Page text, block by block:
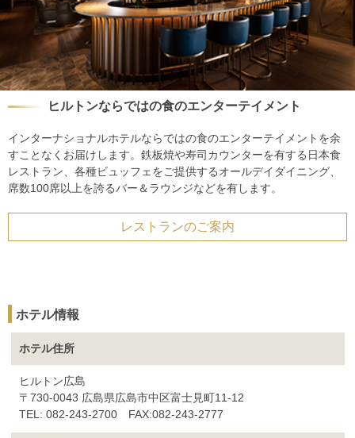
ヒルトンならではの食のエンターテイメント
インターナショナルホテルならではの食のエンターテイメントを余
すことなくお届けします。鉄板焼や寿司カウンターを有する日本食
レストラン、各種ビュッフェをご提供するオールデイダイニング、
席数100席以上を誇るバー＆ラウンジなどを有します。
レストランのご案内
ホテル情報
ホテル住所
ヒルトン広島
〒730-0043 広島県広島市中区富士見町11-12
TEL: 082-243-2700 FAX:082-243-2777